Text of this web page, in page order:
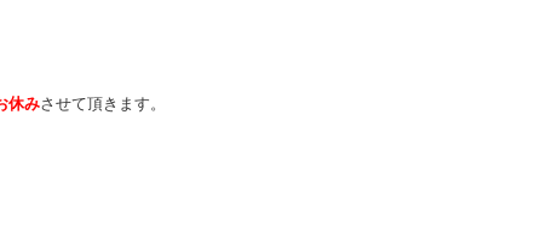
休みさせて頂きます。